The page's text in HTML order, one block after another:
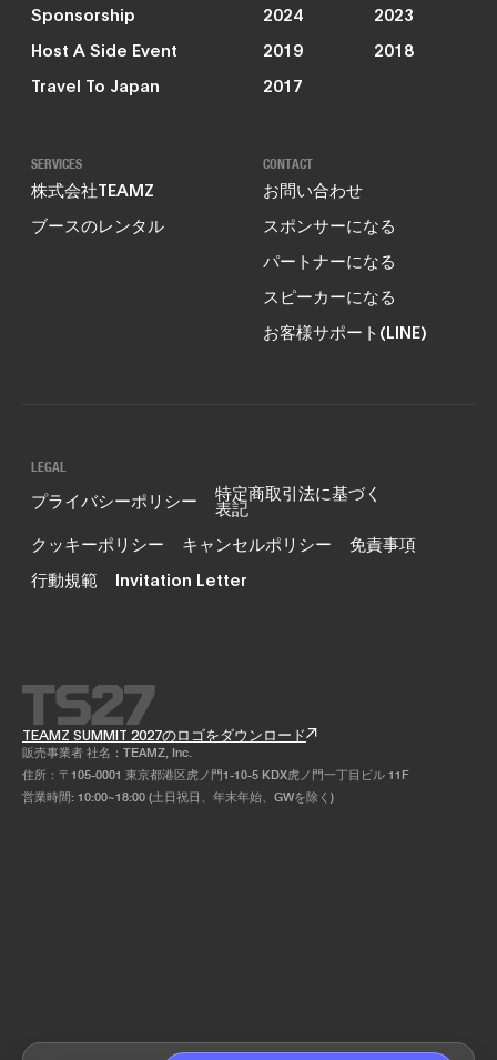
Sponsorship
Host A Side Event
Travel To Japan
2024
2023
2019
2018
2017
SERVICES
株式会社TEAMZ
ブースのレンタル
CONTACT
お問い合わせ
スポンサーになる
パートナーになる
スピーカーになる
お客様サポート(LINE)
LEGAL
プライバシーポリシー 特定商取引法に基づく
表記
クッキーポリシー
キャンセルポリシー
免責事項
行動規範
Invitation Letter
TEAMZ SUMMIT 2027のロゴをダウンロード
販売事業者 社名：TEAMZ, Inc.
住所：〒105-0001 東京都港区虎ノ門1-10-5 KDX虎ノ門一丁目ビル 11F
営業時間: 10:00~18:00 (土日祝日、年末年始、GWを除く)